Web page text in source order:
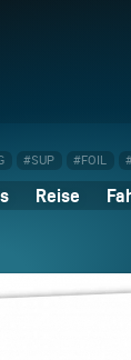
#SUP #FOIL
Reise